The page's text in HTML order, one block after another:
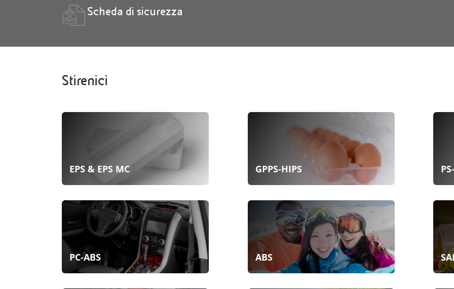
Scheda di sicurezza
Stirenici
EPS & EPS MC GPPS-HIPS
PC-ABS ABS